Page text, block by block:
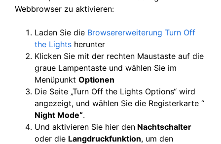
Webbrowser zu aktivieren:
Laden Sie die Browsererweiterung Turn Off
the Lights herunter
Klicken Sie mit der rechten Maustaste auf die
graue Lampentaste und wählen Sie im
Menüpunkt Optionen
Die Seite „Turn Off the Lights Options“ wird
angezeigt, und wählen Sie die Registerkarte “
Night Mode“.
Und aktivieren Sie hier den Nachtschalter
oder die Langdruckfunktion, um den